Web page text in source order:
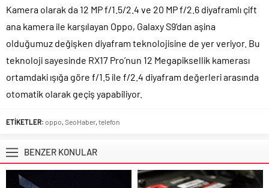
Kamera olarak da 12 MP f/1.5/2.4 ve 20 MP f/2.6 diyaframlı çift
ana kamera ile karşılayan Oppo, Galaxy S9‘dan aşina
olduğumuz değişken diyafram teknolojisine de yer veriyor. Bu
teknoloji sayesinde RX17 Pro’nun 12 Megapiksellik kamerası
ortamdaki ışığa göre f/1.5 ile f/2.4 diyafram değerleri arasında
otomatik olarak geçiş yapabiliyor.
ETİKETLER: oppo, SeoHaber, telefon
BENZER KONULAR